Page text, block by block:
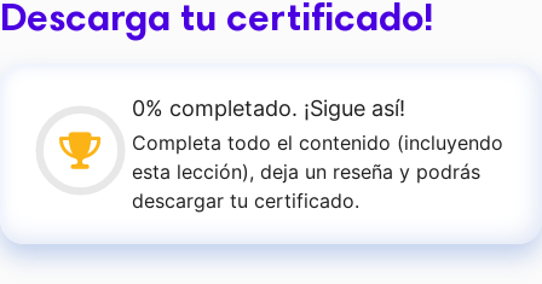
Descarga tu certificado!
0% completado. ¡Sigue así!
Completa todo el contenido (incluyendo
esta lección), deja un reseña y podrás
descargar tu certificado.